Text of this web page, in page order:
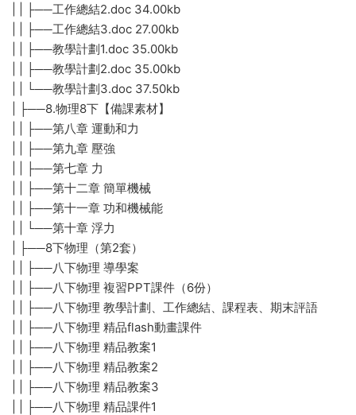
| | ├──工作總結2.doc 34.00kb
| | ├──工作總結3.doc 27.00kb
| | ├──教學計劃1.doc 35.00kb
| | ├──教學計劃2.doc 35.00kb
| | └──教學計劃3.doc 37.50kb
| ├──8.物理8下【備課素材】
| | ├──第八章 運動和力
| | ├──第九章 壓強
| | ├──第七章 力
| | ├──第十二章 簡單機械
| | ├──第十一章 功和機械能
| | └──第十章 浮力
| ├──8下物理（第2套）
| | ├──八下物理 導學案
| | ├──八下物理 複習PPT課件（6份）
| | ├──八下物理 教學計劃、工作總結、課程表、期末評語
| | ├──八下物理 精品flash動畫課件
| | ├──八下物理 精品教案1
| | ├──八下物理 精品教案2
| | ├──八下物理 精品教案3
| | ├──八下物理 精品課件1